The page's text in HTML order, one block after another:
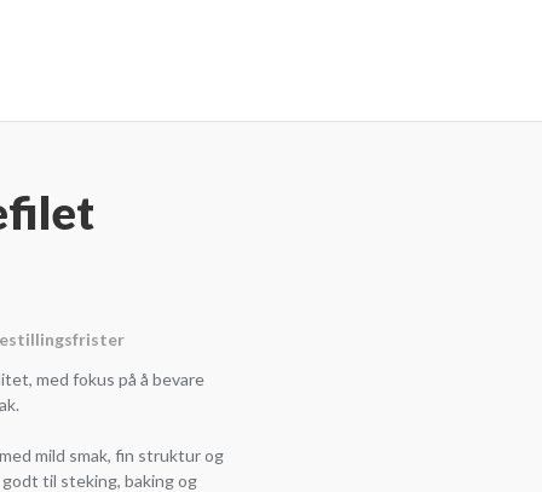
med fokus på å bevare
mild smak, fin struktur og
til steking, baking og